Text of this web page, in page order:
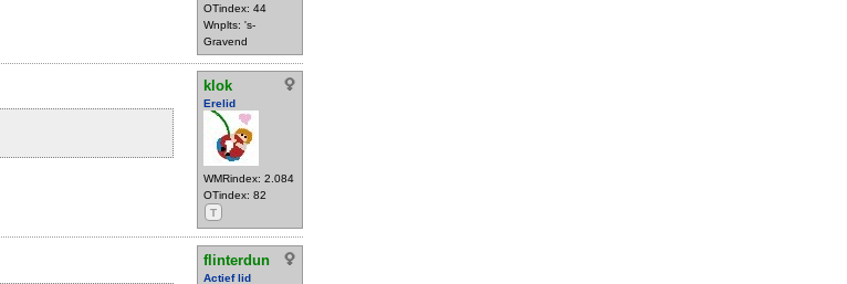
OTindex: 44
Wnplts: 's-
Gravend
klok
Erelid
WMRindex: 2.084
OTindex: 82
T
flinterdun
Actief lid